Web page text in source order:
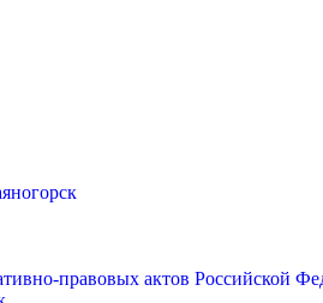
правовых актов Российской